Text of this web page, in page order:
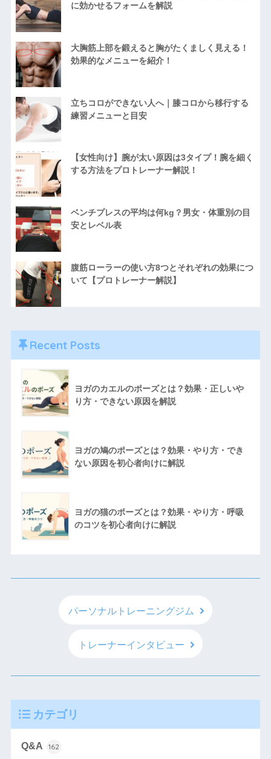
に効かせるフォームを解説
大胸筋上部を鍛えると胸がたくましく見える！
効果的なメニューを紹介！
立ちコロができない人へ｜膝コロから移行する
練習メニューと目安
【女性向け】腕が太い原因は3タイプ！腕を細く
する方法をプロトレーナー解説！
ベンチプレスの平均は何kg？男女・体重別の目
安とレベル表
腹筋ローラーの使い方8つとそれぞれの効果につ
いて【プロトレーナー解説】
Recent Posts
ヨガのカエルのポーズとは？効果・正しいや
り方・できない原因を解説
ヨガの鳩のポーズとは？効果・やり方・でき
ない原因を初心者向けに解説
ヨガの猫のポーズとは？効果・やり方・呼吸
のコツを初心者向けに解説
パーソナルトレーニングジム
トレーナーインタビュー
カテゴリ
Q&A 162